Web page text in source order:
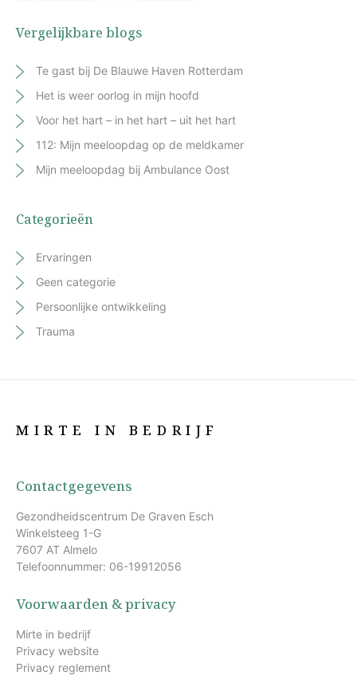
Vergelijkbare blogs
Te gast bij De Blauwe Haven Rotterdam
Het is weer oorlog in mijn hoofd
Voor het hart – in het hart – uit het hart
112: Mijn meeloopdag op de meldkamer
Mijn meeloopdag bij Ambulance Oost
Categorieën
Ervaringen
Geen categorie
Persoonlijke ontwikkeling
Trauma
MIRTE IN BEDRIJF
Contactgegevens
Gezondheidscentrum De Graven Esch
Winkelsteeg 1-G
7607 AT Almelo
Telefoonnummer: 06-19912056
Voorwaarden & privacy
Mirte in bedrijf
Privacy website
Privacy reglement